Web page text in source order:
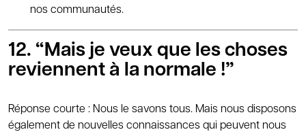
nos communautés.
12. “Mais je veux que les choses
reviennent à la normale !”
Réponse courte : Nous le savons tous. Mais nous disposons
également de nouvelles connaissances qui peuvent nous